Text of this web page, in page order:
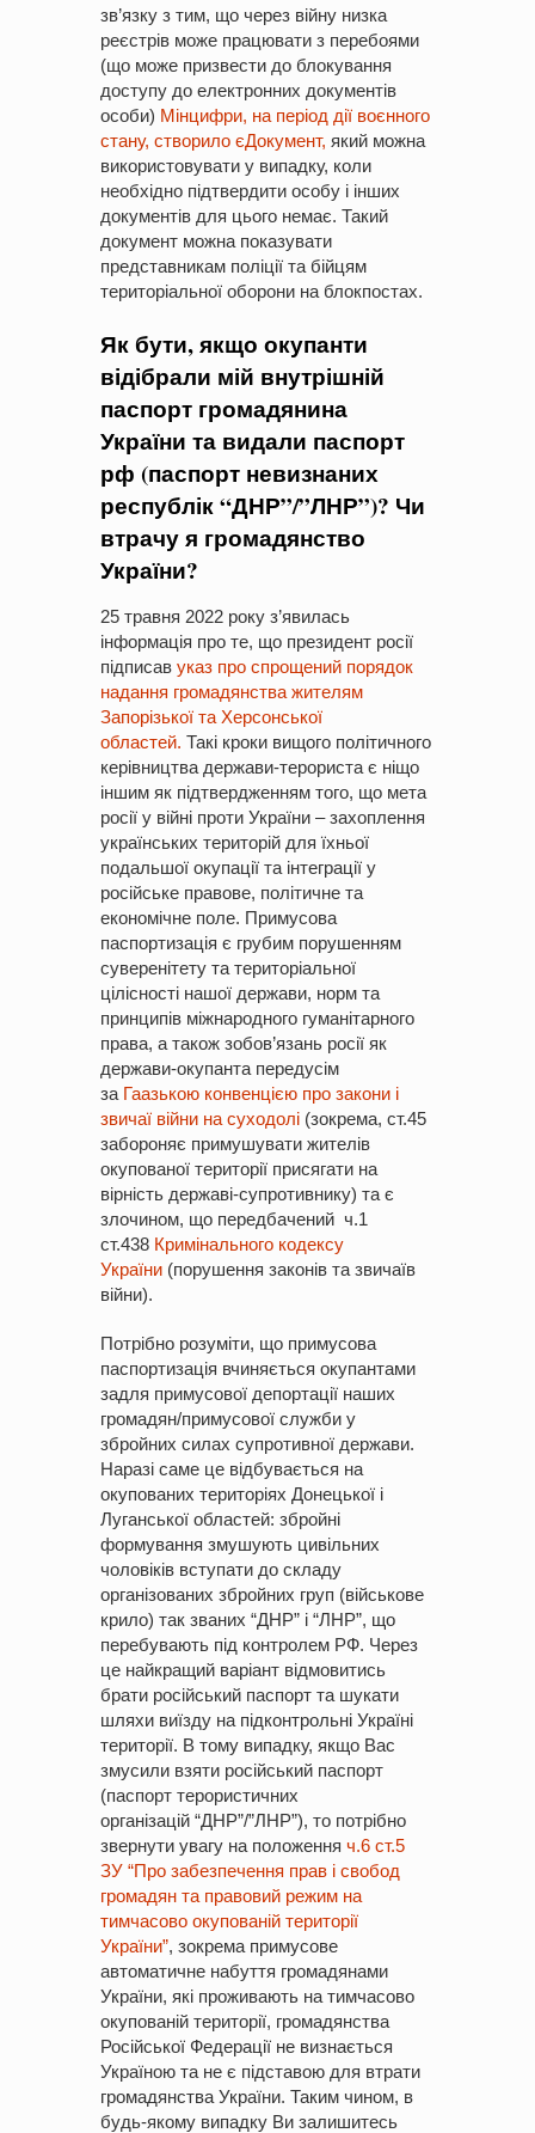
зв’язку з тим, що через війну низка
реєстрів може працювати з перебоями
(що може призвести до блокування
доступу до електронних документів
особи) Мінцифри, на період дії воєнного
стану, створило єДокумент, який можна
використовувати у випадку, коли
необхідно підтвердити особу і інших
документів для цього немає. Такий
документ можна показувати
представникам поліції та бійцям
територіальної оборони на блокпостах.
Як бути, якщо окупанти
відібрали мій внутрішній
паспорт громадянина
України та видали паспорт
рф (паспорт невизнаних
республік “ДНР”/”ЛНР”)? Чи
втрачу я громадянство
України?
25 травня 2022 року з’явилась
інформація про те, що президент росії
підписав указ про спрощений порядок
надання громадянства жителям
Запорізької та Херсонської
областей. Такі кроки вищого політичного
керівництва держави-терориста є ніщо
іншим як підтвердженням того, що мета
росії у війні проти України – захоплення
українських територій для їхньої
подальшої окупації та інтеграції у
російське правове, політичне та
економічне поле. Примусова
паспортизація є грубим порушенням
суверенітету та територіальної
цілісності нашої держави, норм та
принципів міжнародного гуманітарного
права, а також зобов’язань росії як
держави-окупанта передусім
за Гаазькою конвенцією про закони і
звичаї війни на суходолі (зокрема, ст.45
забороняє примушувати жителів
окупованої території присягати на
вірність державі-супротивнику) та є
злочином, що передбачений ч.1
ст.438 Кримінального кодексу
України (порушення законів та звичаїв
війни).
Потрібно розуміти, що примусова
паспортизація вчиняється окупантами
задля примусової депортації наших
громадян/примусової служби у
збройних силах супротивної держави.
Наразі саме це відбувається на
окупованих територіях Донецької і
Луганської областей: збройні
формування змушують цивільних
чоловіків вступати до складу
організованих збройних груп (військове
крило) так званих “ДНР” і “ЛНР”, що
перебувають під контролем РФ. Через
це найкращий варіант відмовитись
брати російський паспорт та шукати
шляхи виїзду на підконтрольні Україні
території. В тому випадку, якщо Вас
змусили взяти російський паспорт
(паспорт терористичних
організацій “ДНР”/”ЛНР”), то потрібно
звернути увагу на положення ч.6 ст.5
ЗУ “Про забезпечення прав і свобод
громадян та правовий режим на
тимчасово окупованій території
України”, зокрема примусове
автоматичне набуття громадянами
України, які проживають на тимчасово
окупованій території, громадянства
Російської Федерації не визнається
Україною та не є підставою для втрати
громадянства України. Таким чином, в
будь-якому випадку Ви залишитесь